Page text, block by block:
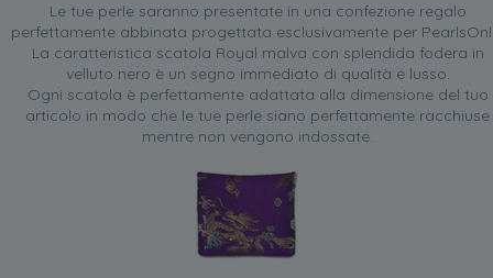
Le tue perle saranno presentate in una confezione regalo
perfettamente abbinata progettata esclusivamente per
La caratteristica scatola Royal malva con splendida fodera in
velluto nero è un segno immediato di qualità e lusso.
Ogni scatola è perfettamente adattata alla dimensione del tuo
articolo in modo che le tue perle siano perfettamente racchiuse
mentre non vengono indossate.